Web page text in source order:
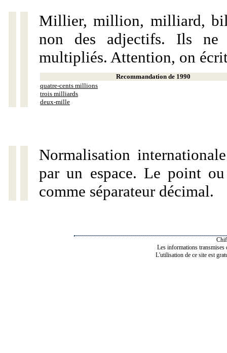
Millier, million, milliard,
non des adjectifs. Ils ne
multipliés. Attention, on
Recommandation de 1990
quatre-cents millions
trois milliards
deux-mille
Normalisation
par un espace. Le point
comme séparateur décimal.
Les informations transmises
L'utilisation de ce site est